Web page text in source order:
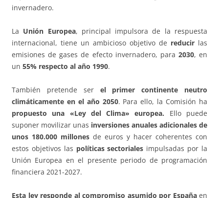
invernadero.
La Unión Europea, principal impulsora de la respuesta
internacional, tiene un ambicioso objetivo de reducir las
emisiones de gases de efecto invernadero, para 2030, en
un 55% respecto al año 1990.
También pretende ser el primer continente neutro
climáticamente en el año 2050. Para ello, la Comisión ha
propuesto una «Ley del Clima» europea. Ello puede
suponer movilizar unas inversiones anuales adicionales de
unos 180.000 millones de euros y hacer coherentes con
estos objetivos las políticas sectoriales impulsadas por la
Unión Europea en el presente periodo de programación
financiera 2021-2027.
Esta ley responde al compromiso asumido por Españaen